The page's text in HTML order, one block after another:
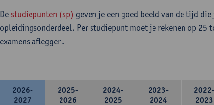
De studiepunten (sp) geven je een goed beeld van de tijd
opleidingsonderdeel. Per studiepunt moet je rekenen op 25
examens afleggen.
2026-
2027
2025-
2026
2024-
2025
2023-
2024
2022-
2023